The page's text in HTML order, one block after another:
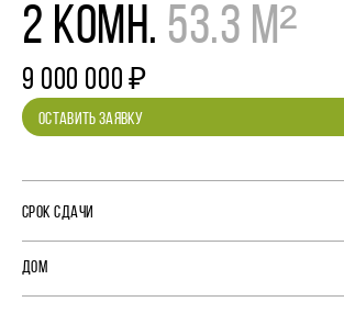
2 КОМН. 53.3 М²
9 000 000 ₽
ОСТАВИТЬ ЗАЯВКУ
СРОК СДАЧИ
ДОМ